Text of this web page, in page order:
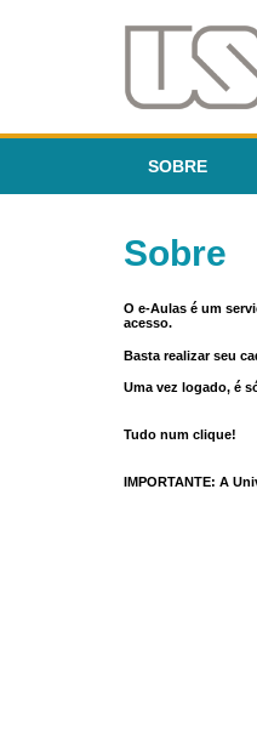
SOBRE
Sobre
O e-Aulas é um
acesso.
Basta realizar seu
Uma vez logado, é
Tudo num clique!
IMPORTANTE: A